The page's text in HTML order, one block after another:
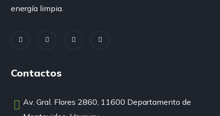
energía limpia.
Contactos
Av. Gral. Flores 2860, 11600 Departamento de